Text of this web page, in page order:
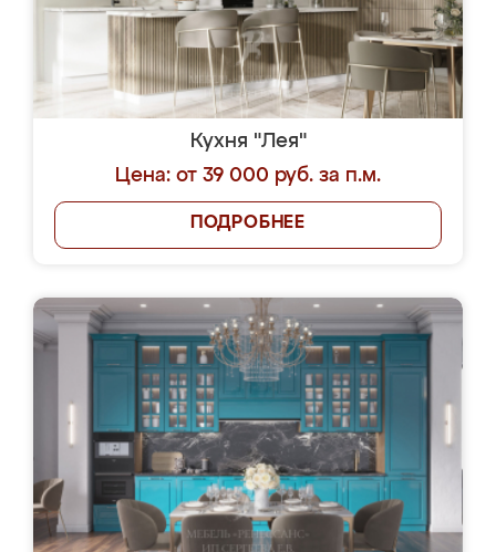
Кухня "Лея"
Цена: от 39 000 руб. за п.м.
ПОДРОБНЕЕ